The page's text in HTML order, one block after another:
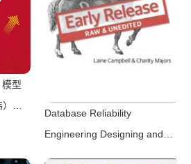
型
Database Reliability
Engineering Designing and